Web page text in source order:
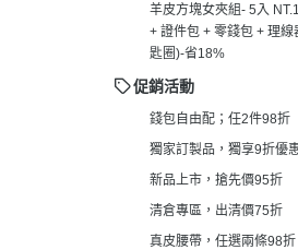
羊皮方塊女夾組- 5入
+ 證件包 + 零錢包 + 理線
匙圈)-省18%
促銷活動
錢包自由配；任2件98折
獨家訂製品，獨享9折優
新品上市，搶先價95折
清倉專區，出清價75折
真皮腰帶，任選兩條98